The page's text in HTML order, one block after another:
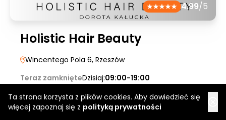
Ta strona korzysta z plików cookies. Aby dowiedzieć się
więcej zapoznaj się z polityką prywatności
4.99/5
Holistic Hair Beauty
Wincentego Pola 6, Rzeszów
Teraz zamknięteDzisiaj:09:00-19:00
Konsultacja trychologiczna 200 zł